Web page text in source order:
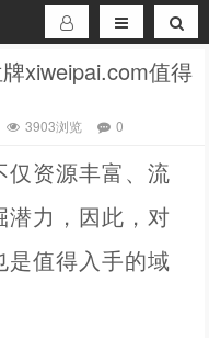
xiweipai.com值得
3903浏览 0
仅资源丰富、流
潜力，因此，对
是值得入手的域